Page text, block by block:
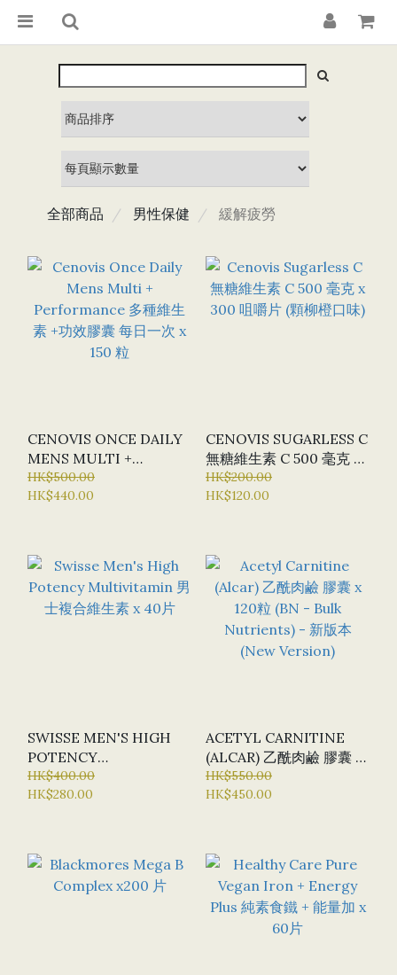
全部商品 男性保健 緩解疲勞
CENOVIS ONCE DAILY
MENS MULTI +
PERFORMANCE 多種維
生素 +功效膠囊 每日一次
HK$500.00
HK$440.00
CENOVIS SUGARLESS C
無糖維生素 C 500 毫克 X
300 咀嚼片 (顆柳橙口味)
HK$200.00
HK$120.00
SWISSE MEN'S HIGH
POTENCY
MULTIVITAMIN 男士複
合維生素 X 40片
HK$400.00
HK$280.00
ACETYL CARNITINE
(ALCAR) 乙酰肉鹼 膠囊 X
120粒 (BN - BULK
NUTRIENTS) - 新版本
HK$550.00
HK$450.00